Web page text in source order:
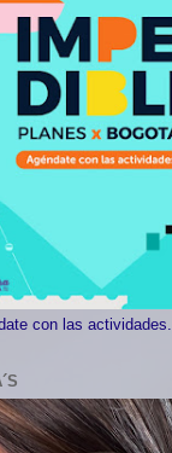
con las actividades.